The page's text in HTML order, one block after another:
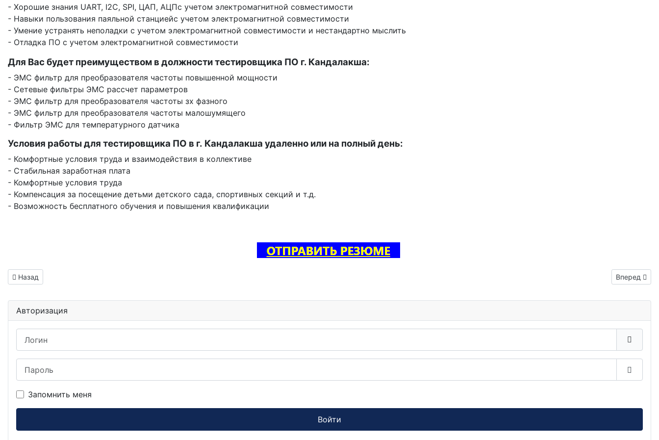
- Хорошие знания UART, I2C, SPI, ЦАП, АЦПс учетом электромагнитной совместимости
- Навыки пользования паяльной станциейс учетом электромагнитной совместимости
- Умение устранять неполадки с учетом электромагнитной совместимости и нестандартно мыслить
- Отладка ПО с учетом электромагнитной совместимости
Для Вас будет преимуществом в должности тестировщика ПО г. Кандалакша:
- ЭМС фильтр для преобразователя частоты повышенной мощности
- Сетевые фильтры ЭМС рассчет параметров
- ЭМС фильтр для преобразователя частоты зх фазного
- ЭМС фильтр для преобразователя частоты малошумящего
- Фильтр ЭМС для температурного датчика
Условия работы для тестировщика ПО в г. Кандалакша удаленно или на полный день:
- Комфортные условия труда и взаимодействия в коллективе
- Стабильная заработная плата
- Комфортные условия труда
- Компенсация за посещение детьми детского сада, спортивных секций и т.д.
- Возможность бесплатного обучения и повышения квалификации
Предыдущий: Программист вакансия Саранск
Назад Следующий:
Вперед
Авторизация
Запомнить меня
Войти